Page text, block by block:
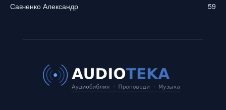
Савченко Александр
59